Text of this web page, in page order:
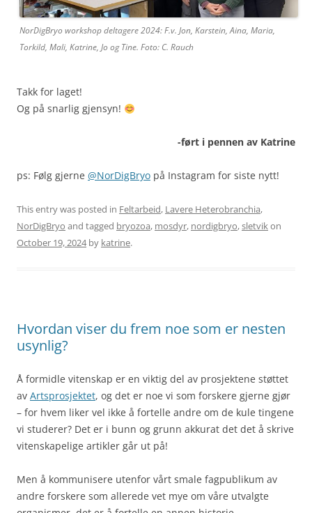
NorDigBryo workshop deltagere 2024: F.v. Jon, Karstein, Aina, Maria,
Torkild, Mali, Katrine, Jo og Tine. Foto: C. Rauch
Takk for laget!
Og på snarlig gjensyn!
-ført i pennen av Katrine
ps: Følg gjerne @NorDigBryo på Instagram for siste nytt!
This entry was posted in Feltarbeid, Lavere Heterobranchia,
NorDigBryo and tagged bryozoa, mosdyr, nordigbryo,sletvikon
October 19, 2024by katrine.
Hvordan viser du frem noe som er nesten
usynlig?
Å formidle vitenskap er en viktig del av prosjektene støttet
av Artsprosjektet, og det er noe vi som forskere gjerne gjør
– for hvem liker vel ikke å fortelle andre om de kule tingene
vi studerer? Det er i bunn og grunn akkurat det det å skrive
vitenskapelige artikler går ut på!
Men å kommunisere utenfor vårt smale fagpublikum av
andre forskere som allerede vet mye om våre utvalgte